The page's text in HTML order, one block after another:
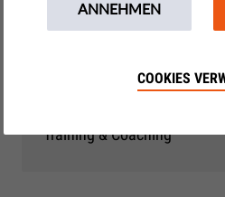
EU-Beobachtung
Training & Coaching
ANNEHMEN
COOKIES